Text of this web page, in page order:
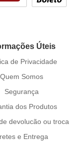
Úteis
de Privacidade
Quem Somos
Segurança
dos Produtos
devolucão ou troca
e Entrega